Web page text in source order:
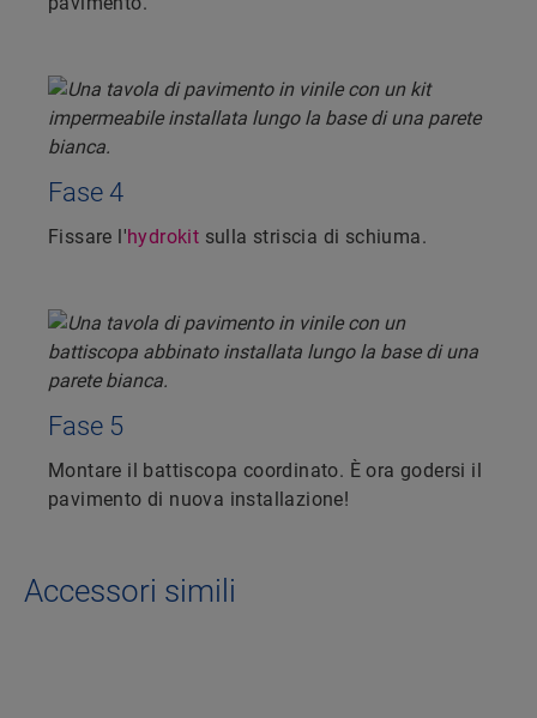
Fase 4
Fissare l'hydrokit sulla striscia di schiuma.
Fase 5
Montare il battiscopa coordinato. È ora godersi il
pavimento di nuova installazione!
Accessori simili